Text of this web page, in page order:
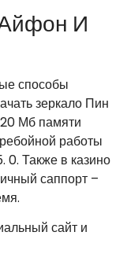
И
способы
зеркало Пин
Мб памяти
работы
Также в казино
саппорт –
сайт и